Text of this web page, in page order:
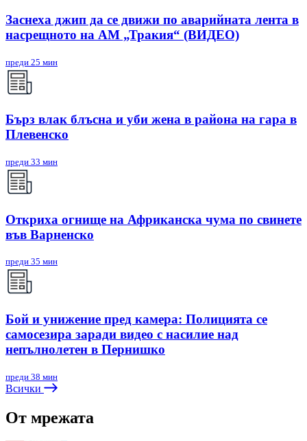
Заснеха джип да се движи по аварийната лента в
насрещното на АМ „Тракия“ (ВИДЕО)
преди 25 мин
Бърз влак блъсна и уби жена в района на гара в
Плевенско
преди 33 мин
Откриха огнище на Африканска чума по свинете
във Варненско
преди 35 мин
Бой и унижение пред камера: Полицията се
самосезира заради видео с насилие над
непълнолетен в Пернишко
преди 38 мин
Всички
От мрежата